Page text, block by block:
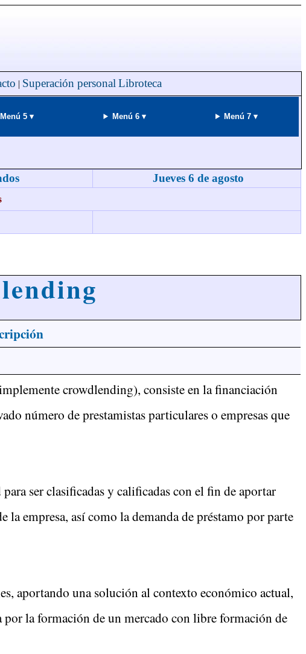
| Superación personal Libroteca
Menú 5 ▾ Menú 6 ▾ Menú 7 ▾
Jueves 6 de agosto
crowdlending), consiste en la financiación
número de prestamistas particulares o empresas que
ser clasificadas y calificadas con el fin de aportar
empresa, así como la demanda de préstamo por parte
aportando una solución al contexto económico actual,
por la formación de un mercado con libre formación de